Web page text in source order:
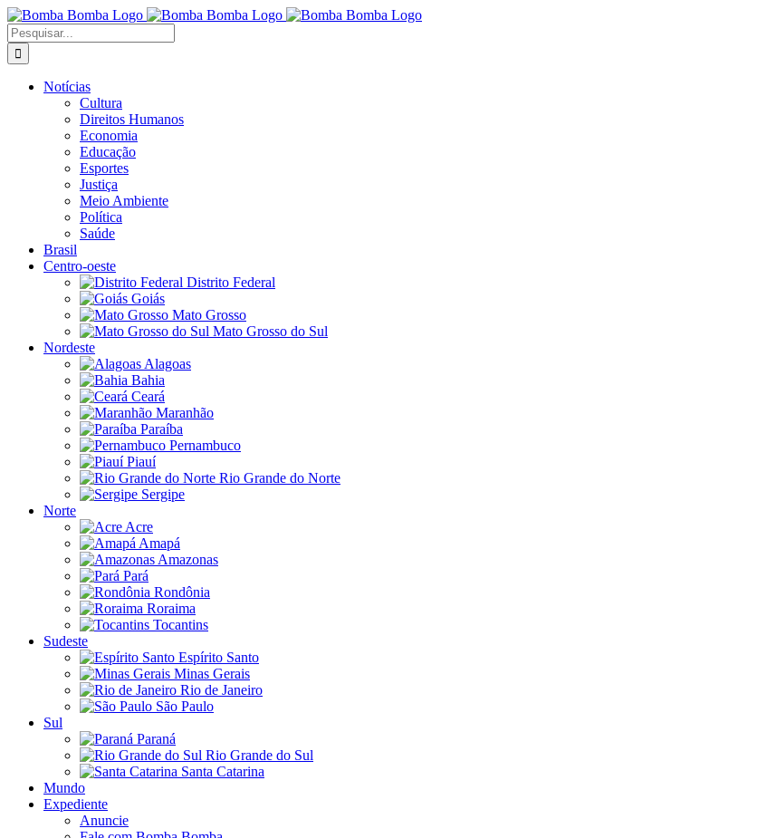
Ir
para
o
conteúdo
Buscar
resultados
para:
Notícias
Cultura
Direitos Humanos
Economia
Educação
Esportes
Justiça
Meio Ambiente
Política
Saúde
Brasil
Centro-oeste
Distrito Federal
Goiás
Mato Grosso
Mato Grosso do Sul
Nordeste
Alagoas
Bahia
Ceará
Maranhão
Paraíba
Pernambuco
Piauí
Rio Grande do Norte
Sergipe
Norte
Acre
Amapá
Amazonas
Pará
Rondônia
Roraima
Tocantins
Sudeste
Espírito Santo
Minas Gerais
Rio de Janeiro
São Paulo
Sul
Paraná
Rio Grande do Sul
Santa Catarina
Mundo
Expediente
Anuncie